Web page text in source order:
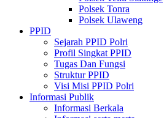
Polsek Tonra
Polsek Ulaweng
PPID
Sejarah PPID Polri
Profil Singkat PPID
Tugas Dan Fungsi
Struktur PPID
Visi Misi PPID Polri
Informasi Publik
Informasi Berkala